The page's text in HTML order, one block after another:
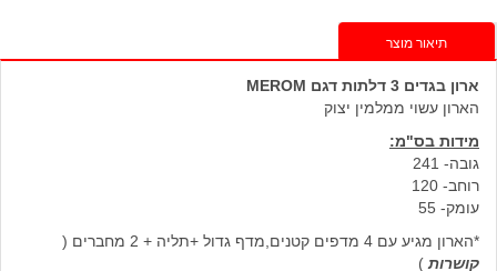
תיאור מוצר
ארון בגדים 3 דלתות דגם MERO
M
הארון עשוי ממלמין יצוק
מידות בס"מ:
גובה- 241
רוחב- 120
עומק- 55
*הארון מגיע עם 4 מדפים קטנים,מדף גדול +תליה + 2 מחברים (
קושרות )